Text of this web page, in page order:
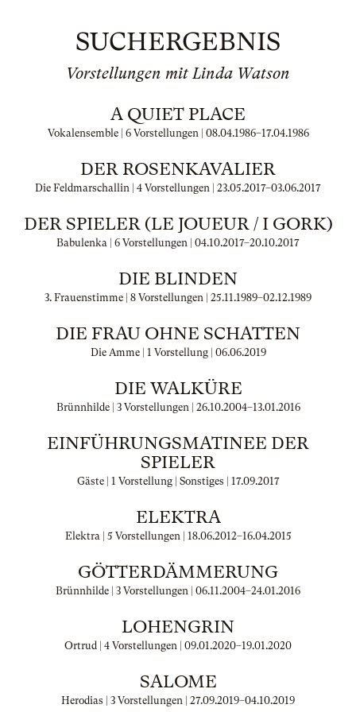
SUCHERGEBNIS
Vorstellungen mit Linda Watson
A QUIET PLACE
Vokalensemble | 6 Vorstellungen | 08.04.1986–17.04.1986
DER ROSENKAVALIER
Die Feldmarschallin | 4 Vorstellungen | 23.05.2017–03.06.2017
DER SPIELER (LE JOUEUR / I GORK)
Babulenka | 6 Vorstellungen | 04.10.2017–20.10.2017
DIE BLINDEN
3. Frauenstimme | 8 Vorstellungen | 25.11.1989–02.12.1989
DIE FRAU OHNE SCHATTEN
Die Amme | 1 Vorstellung | 06.06.2019
DIE WALKÜRE
Brünnhilde | 3 Vorstellungen | 26.10.2004–13.01.2016
EINFÜHRUNGSMATINEE DER
SPIELER
Gäste | 1 Vorstellung | Sonstiges | 17.09.2017
ELEKTRA
Elektra | 5 Vorstellungen | 18.06.2012–16.04.2015
GÖTTERDÄMMERUNG
Brünnhilde | 3 Vorstellungen | 06.11.2004–24.01.2016
LOHENGRIN
Ortrud | 4 Vorstellungen | 09.01.2020–19.01.2020
SALOME
Herodias | 3 Vorstellungen | 27.09.2019–04.10.2019